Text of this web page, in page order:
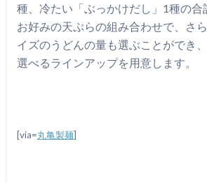
種、冷たい「ぶっかけだし」1種の合
お好みの天ぷらの組み合わせで、さ
イズのうどんの量も選ぶことができ
選べるラインアップを用意します。
[via=丸亀製麺]